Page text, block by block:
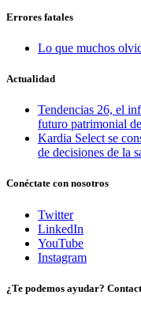
Errores fatales
Lo que muchos
Actualidad
Tendencias 26, el
futuro patrimonial
Kardia Select se
de decisiones de la
Conéctate con nosotros
Twitter
LinkedIn
YouTube
Instagram
¿Te podemos ayudar?